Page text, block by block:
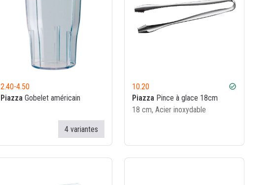
2.40-4.50
PiazzaGobelet américain
4 variantes
10.20 check_circle
Piazza Pince à glace 18cm
18 cm, Acier inoxydable